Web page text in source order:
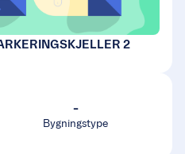
2
-
Bygningstype